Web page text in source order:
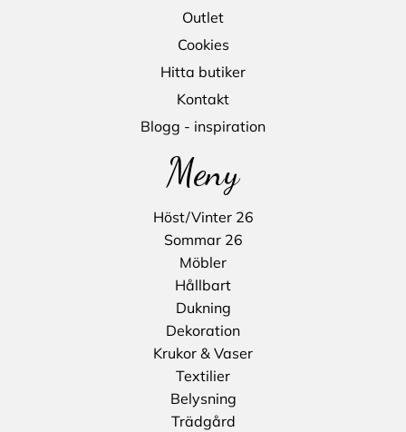
Outlet
Cookies
Hitta butiker
Kontakt
Blogg - inspiration
Meny
Höst/Vinter 26
Sommar 26
Möbler
Hållbart
Dukning
Dekoration
Krukor & Vaser
Textilier
Belysning
Trädgård